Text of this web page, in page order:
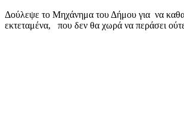
Δούλεψε το Μηχάνημα του Δήμου για να
εκτεταμένα, που δεν θα χωρά να περάσει